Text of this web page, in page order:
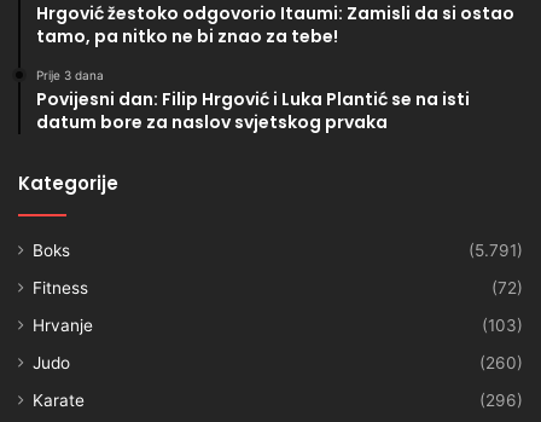
Hrgović žestoko odgovorio Itaumi: Zamisli da si ostao
tamo, pa nitko ne bi znao za tebe!
Prije 3 dana
Povijesni dan: Filip Hrgović i Luka Plantić se na isti
datum bore za naslov svjetskog prvaka
Kategorije
Boks
(5.791)
Fitness
(72)
Hrvanje
(103)
Judo
(260)
Karate
(296)